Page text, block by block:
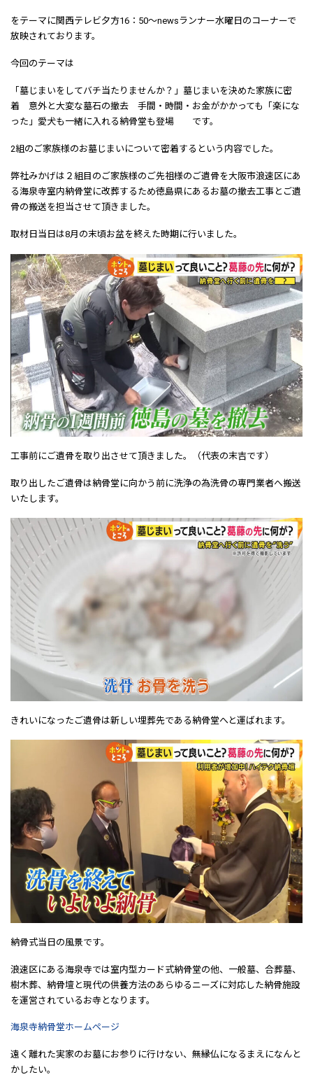
をテーマに関西テレビ夕方16：50～newsランナー水曜日のコーナーで
放映されております。
今回のテーマは
「墓じまいをしてバチ当たりませんか？」墓じまいを決めた家族に密
着 意外と大変な墓石の撤去 手間・時間・お金がかかっても「楽にな
った」愛犬も一緒に入れる納骨堂も登場 です。
2組のご家族様のお墓じまいについて密着するという内容でした。
弊社みかげは２組目のご家族様のご先祖様のご遺骨を大阪市浪速区にあ
る海泉寺室内納骨堂に改葬するため徳島県にあるお墓の撤去工事とご遺
骨の搬送を担当させて頂きました。
取材日当日は8月の末頃お盆を終えた時期に行いました。
工事前にご遺骨を取り出させて頂きました。（代表の末吉です）
取り出したご遺骨は納骨堂に向かう前に洗浄の為洗骨の専門業者へ搬送
いたします。
きれいになったご遺骨は新しい埋葬先である納骨堂へと運ばれます。
納骨式当日の風景です。
浪速区にある海泉寺では室内型カード式納骨堂の他、一般墓、合葬墓、
樹木葬、納骨壇と現代の供養方法のあらゆるニーズに対応した納骨施設
を運営されているお寺となります。
海泉寺納骨堂ホームページ
遠く離れた実家のお墓にお参りに行けない、無縁仏になるまえになんと
かしたい。